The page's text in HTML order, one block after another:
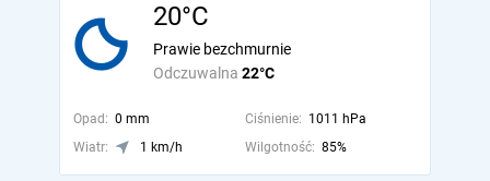
20°C
Odczuwalna 22°C
Prawie bezchmurnie
Opad: 0 mm Ciśnienie: 1011 hPa
Wiatr:
1 km/h Wilgotność: 85%